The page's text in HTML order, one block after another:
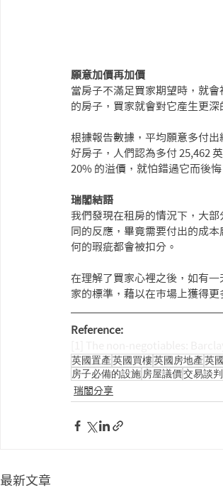
願意加價再加價
當房子不滿足買家期望時，就
的房子，買家就會對它產生更深
根據報告數據，平均願意多付出
好房子，人們認為多付 25,462
20% 的溢價，就怕錯過它而後悔
瑞閣結語
我們發現在租房的情況下，大
同的反應，畢竟需要付出的成
何的瑕疵都會被扣分。
在理解了買家心裡之後，如有
家的標準，藉以在市場上獲得更
Reference:
英國置產英國買樓英國房地產英
房子必備的設施房屋議價交易談判
瑞閣分享
最新文章